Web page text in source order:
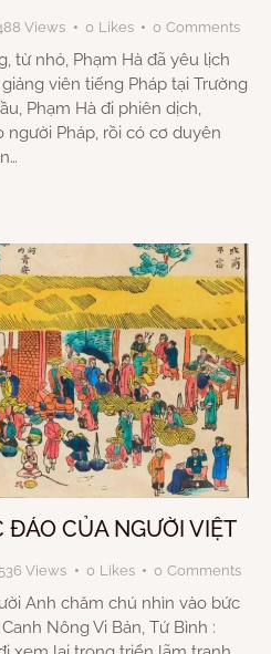
Views 0 Likes 0 Comments
từ nhỏ, Phạm Hà đã yêu lịch
viên tiếng Pháp tại Trường
Phạm Hà đi phiên dịch,
Pháp, rồi có cơ duyên
CỦA NGƯỜI VIỆT
536 Views 0 Likes 0 Comments
Anh chăm chú nhìn vào bức
Nông Vi Bản, Tứ Bình :